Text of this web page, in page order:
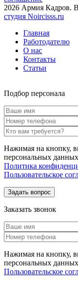
2026 Армия Кадров.
студия Noircisss.ru
Главная
Работодателю
О нас
Контакты
Статьи
Подбор персонала
Нажимая на кнопку,
персональных
Политика
Пользовательское
Заказать звонок
Нажимая на кнопку,
персональных
Пользовательское